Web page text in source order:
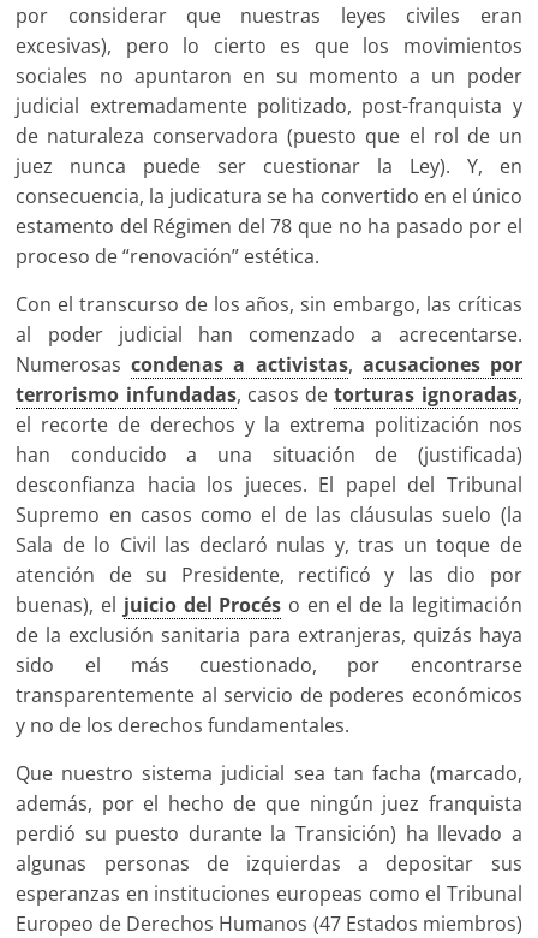
por considerar que nuestras leyes civiles eran
excesivas), pero lo cierto es que los movimientos
sociales no apuntaron en su momento a un poder
judicial extremadamente politizado, post-franquista y
de naturaleza conservadora (puesto que el rol de un
juez nunca puede ser cuestionar la Ley). Y, en
consecuencia, la judicatura se ha convertido en el único
estamento del Régimen del 78 que no ha pasado por el
proceso de “renovación” estética.
Con el transcurso de los años, sin embargo, las críticas
al poder judicial han comenzado a acrecentarse.
Numerosascondenas a activistas, acusaciones por
terrorismo infundadas, casos detorturas ignoradas,
el recorte de derechos y la extrema politización nos
han conducido a una situación de (justificada)
desconfianza hacia los jueces. El papel del Tribunal
Supremo en casos como el de las cláusulas suelo (la
Sala de lo Civil las declaró nulas y, tras un toque de
atención de su Presidente, rectificó y las dio por
buenas), el juicio del Procés o en el de la legitimación
de la exclusión sanitaria para extranjeras, quizás haya
sido el más cuestionado, por encontrarse
transparentemente al servicio de poderes económicos
y no de los derechos fundamentales.
Que nuestro sistema judicial sea tan facha (marcado,
además, por el hecho de que ningún juez franquista
perdió su puesto durante la Transición) ha llevado a
algunas personas de izquierdas a depositar sus
esperanzas en instituciones europeas como el Tribunal
Europeo de Derechos Humanos (47 Estados miembros)